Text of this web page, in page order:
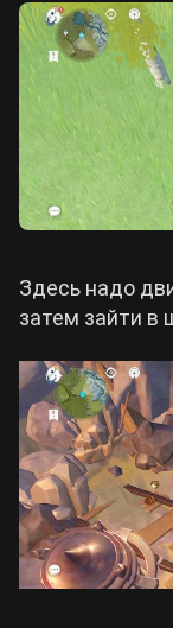
Здесь надо
затем зайти в